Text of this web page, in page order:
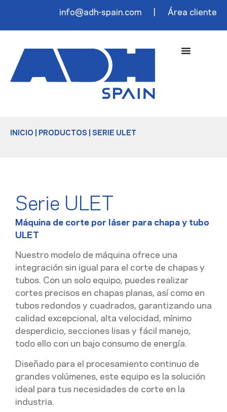
info@adh-spain.com Área cliente
INICIO PRODUCTOS SERIE ULET
Serie ULET
Máquina de corte por láser para chapa y tubo
ULET
Nuestro modelo de máquina ofrece una
integración sin igual para el corte de chapas y
tubos. Con un solo equipo, puedes realizar
cortes precisos en chapas planas, así como en
tubos redondos y cuadrados, garantizando una
calidad excepcional, alta velocidad, mínimo
desperdicio, secciones lisas y fácil manejo,
todo ello con un bajo consumo de energía.
Diseñado para el procesamiento continuo de
grandes volúmenes, este equipo es la solución
ideal para tus necesidades de corte en la
industria.